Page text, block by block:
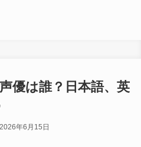
優は誰？日本語、英
2026年6月15日